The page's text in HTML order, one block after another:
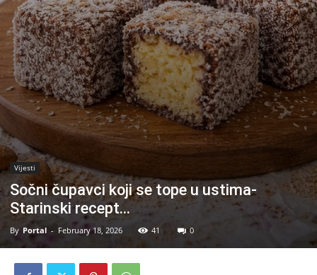
Vijesti
Sočni čupavci koji se tope u ustima-
Starinski recept…
By Portal - February 18, 2026 41 0